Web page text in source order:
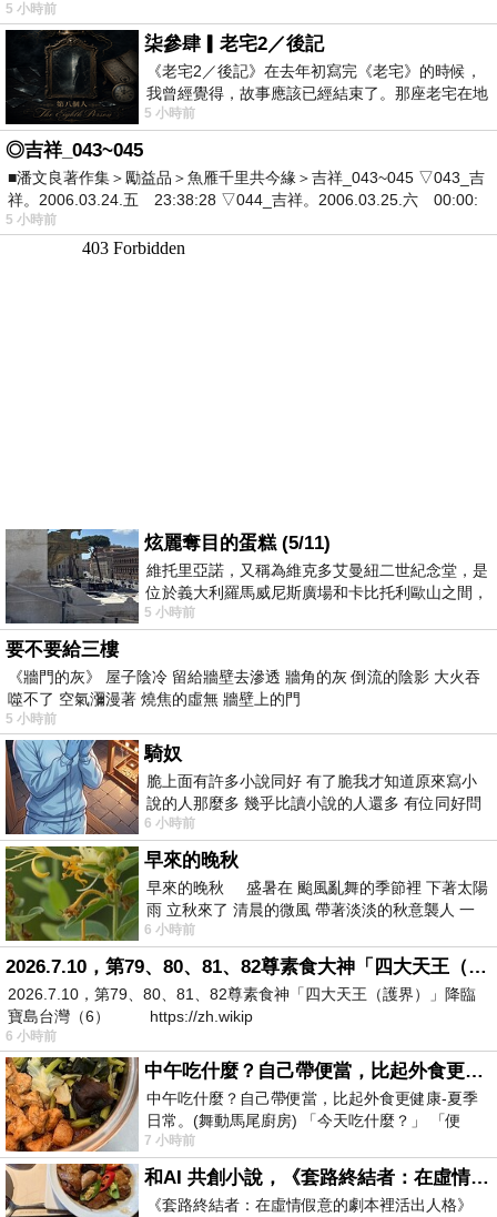
5 小時前
柒參肆▎老宅2／後記
《老宅2／後記》在去年初寫完《老宅》的時候，
我曾經覺得，故事應該已經結束了。那座老宅在地
震中倒塌，七個人終於離開那片黑暗，
5 小時前
◎吉祥_043~045
■潘文良著作集＞勵益品＞魚雁千里共今緣＞吉祥_043~045 ▽043_吉
祥。2006.03.24.五 23:38:28 ▽044_吉祥。2006.03.25.六 00:00:
5 小時前
炫麗奪目的蛋糕 (5/11)
維托里亞諾，又稱為維克多艾曼紐二世紀念堂，是
位於義大利羅馬威尼斯廣場和卡比托利歐山之間，
用以紀念統一義大利統一後的的第一位國
5 小時前
要不要給三樓
《牆門的灰》 屋子陰冷 留給牆壁去滲透 牆角的灰 倒流的陰影 大火吞
噬不了 空氣瀰漫著 燒焦的虛無 牆壁上的門
5 小時前
騎奴
脆上面有許多小說同好 有了脆我才知道原來寫小
說的人那麼多 幾乎比讀小說的人還多 有位同好問
了一個問題 她說為什麼高中文學獎的
6 小時前
早來的晚秋
早來的晚秋 盛暑在 颱風亂舞的季節裡 下著太陽
雨 立秋來了 清晨的微風 帶著淡淡的秋意襲人 一
下子 又被赤
6 小時前
2026.7.10，第79、80、81、82尊素食大神「四大天王（護界）」降臨寶島台灣（6）
2026.7.10，第79、80、81、82尊素食神「四大天王（護界）」降臨
寶島台灣（6） https://zh.wikip
6 小時前
中午吃什麼？自己帶便當，比起外食更健康-夏季日常。(舞動馬尾廚房)
中午吃什麼？自己帶便當，比起外食更健康-夏季
日常。(舞動馬尾廚房) 「今天吃什麼？」 「便
當？麵？還是炒飯？」 每天都在選擇
7 小時前
和AI 共創小說，《套路終結者：在虛情假意的劇本裡活出人格》
《套路終結者：在虛情假意的劇本裡活出人格》